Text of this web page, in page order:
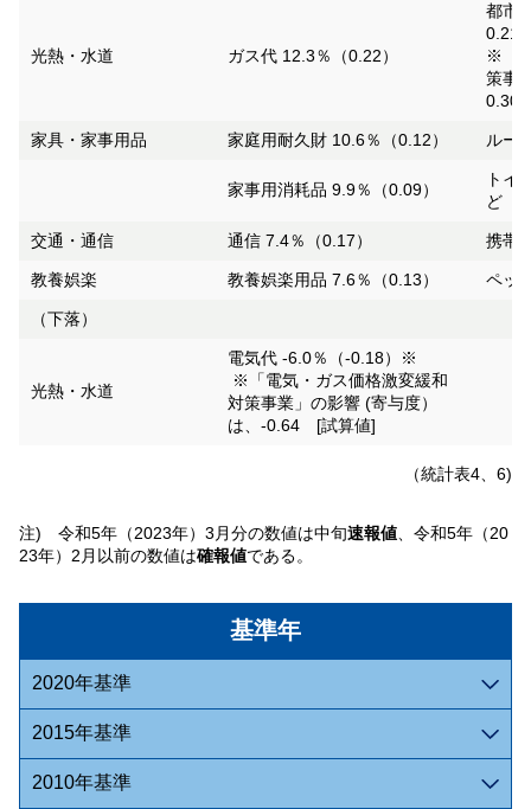
基準年
2020年基準
2015年基準
2010年基準
光熱・水道 ガス代 12.3％（0.22）
都市
0.21
※「
策事
0.30
家具・家事用品 家庭用耐久財 10.6％（0.12） ルー
家事用消耗品 9.9％（0.09）
トイ
ど
交通・通信 通信 7.4％（0.17） 携帯
教養娯楽 教養娯楽用品 7.6％（0.13） ペッ
（下落）
光熱・水道
電気代 -6.0％（-0.18）※
※「電気・ガス価格激変緩和
対策事業」の影響 (寄与度）
は、-0.64 [試算値]
（統計表4、6)
注) 令和5年（2023年）3月分の数値は中旬速報値、令和5年（20
23年）2月以前の数値は確報値である。